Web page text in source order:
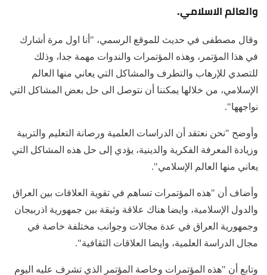
والعالم الاسلامي.
وقال مصطفى في حديث للموقع الرسمي، "أنا اول مرة أشارك
في هذا المؤتمر، وهذه المؤتمرات والندوات مهمة جدا، وذلك
للتصدي للإرهاب والتطرف والمشاكل التي يعاني منها العالم
الإسلامي، من خلالها يمكننا أن نتوصل الى حل بعض المشاكل التي
نواجهها".
وأوضح "نحن نعتقد أن الدراسات العلمية ورصانة التعليم والتربية
وزيادة المعرفة الفكرية والدينية، يؤدي إلى حل هذه المشاكل التي
يعاني منها العالم الإسلامي".
وأضاف أن "هذه المؤتمرات تساهم في تقوية العلاقات بين العراق
والدول الإسلامية، وايضا هناك علاقة وثيقة بين جمهورية اذربيجان
وجمهورية العراق في عدة مجالات وجوانب مختلفة خاصة في
مجال الدراسة العلمية، وايضا العلاقات الثقافية".
وتابع أن "هذه المؤتمرات وخاصة المؤتمر الذي تشرف عليه اليوم